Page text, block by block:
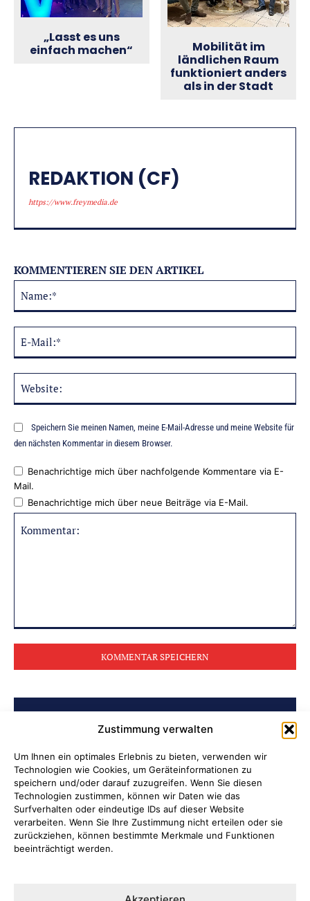
Zustimmung verwalten
Um Ihnen ein optimales Erlebnis zu bieten, verwenden wir
Technologien wie Cookies, um Geräteinformationen zu
speichern und/oder darauf zuzugreifen. Wenn Sie diesen
Technologien zustimmen, können wir Daten wie das
Surfverhalten oder eindeutige IDs auf dieser Website
verarbeiten. Wenn Sie Ihre Zustimmung nicht erteilen oder sie
zurückziehen, können bestimmte Merkmale und Funktionen
beeinträchtigt werden.
„Lasst es uns
einfach machen“
Mobilität im
ländlichen Raum
funktioniert anders
als in der Stadt
REDAKTION (CF)
https://www.freymedia.de
KOMMENTIEREN SIE DEN ARTIKEL
Speichern Sie meinen Namen, meine E-Mail-Adresse und meine Website für
den nächsten Kommentar in diesem Browser.
Benachrichtige mich über nachfolgende Kommentare via E-
Mail.
Benachrichtige mich über neue Beiträge via E-Mail.
BELIEBTE BEITRÄGE
Archiv der Initiative „Jüdisch in
Attendorn“ erschlossen
Soldatenleben damals und heute
Verantwortung übernehmen, wenn
Kinder Schutz und Orientierung